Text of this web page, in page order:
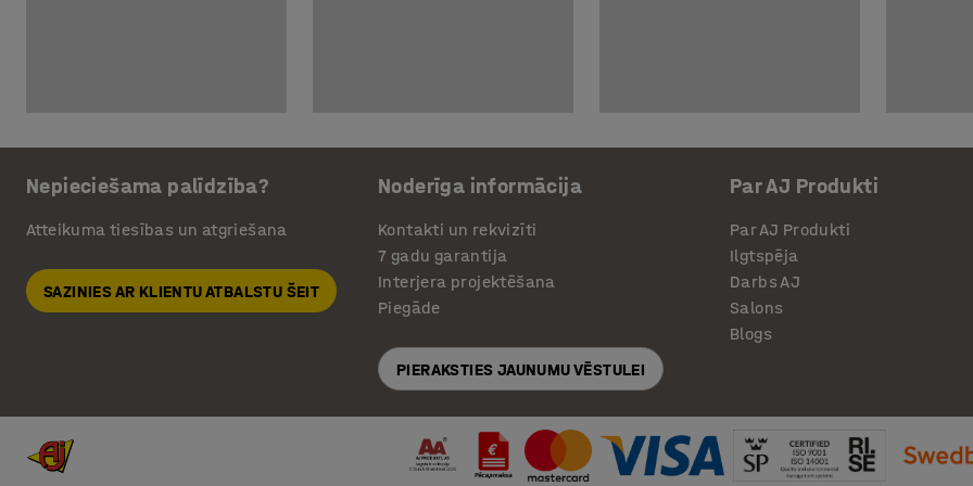
Nepieciešama palīdzība?
Atteikuma tiesības un atgriešana
SAZINIES AR KLIENTU ATBALSTU ŠEIT
Noderīga informācija
Kontakti un rekvizīti
7 gadu garantija
Interjera projektēšana
Piegāde
PIERAKSTIES JAUNUMU VĒSTULEI
Par AJ Produkti
Par AJ Produkti
Ilgtspēja
Darbs AJ
Salons
Blogs